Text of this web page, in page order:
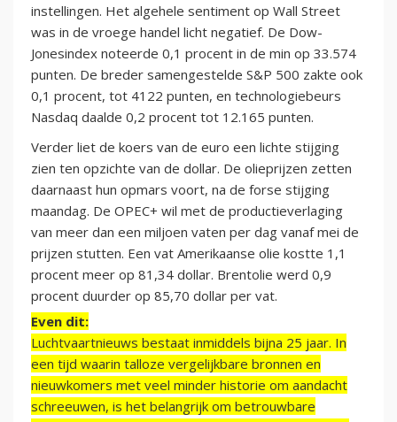
instellingen. Het algehele sentiment op Wall Street
was in de vroege handel licht negatief. De Dow-
Jonesindex noteerde 0,1 procent in de min op 33.574
punten. De breder samengestelde S&P 500 zakte ook
0,1 procent, tot 4122 punten, en technologiebeurs
Nasdaq daalde 0,2 procent tot 12.165 punten.
Verder liet de koers van de euro een lichte stijging
zien ten opzichte van de dollar. De olieprijzen zetten
daarnaast hun opmars voort, na de forse stijging
maandag. De OPEC+ wil met de productieverlaging
van meer dan een miljoen vaten per dag vanaf mei de
prijzen stutten. Een vat Amerikaanse olie kostte 1,1
procent meer op 81,34 dollar. Brentolie werd 0,9
procent duurder op 85,70 dollar per vat.
Even dit:
Luchtvaartnieuws bestaat inmiddels bijna 25 jaar. In
een tijd waarin talloze vergelijkbare bronnen en
nieuwkomers met veel minder historie om aandacht
schreeuwen, is het belangrijk om betrouwbare